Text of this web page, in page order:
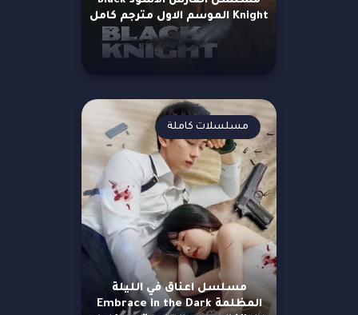
Knight الموسم الاول مترجم كامل
مسلسل اعناق في الليلة
المظلمة Embrace in the Dark
مسلسلات كاملة